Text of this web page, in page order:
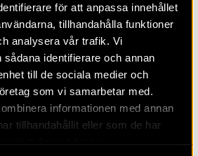
för att anpassa innehållet
tillhandahålla funktioner
analysera vår trafik. Vi
identifierare och annan
till de sociala medier och
som vi samarbetar med.
informationen med annan
tillhandahållit eller som de har